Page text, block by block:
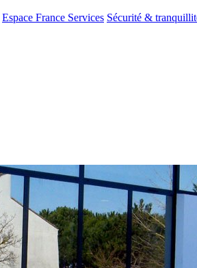
Espace France Services Sécurité &